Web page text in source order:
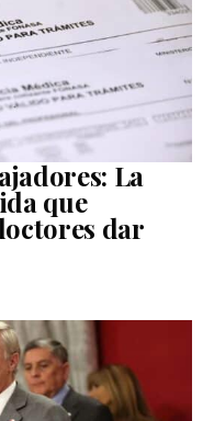
La
que
dar